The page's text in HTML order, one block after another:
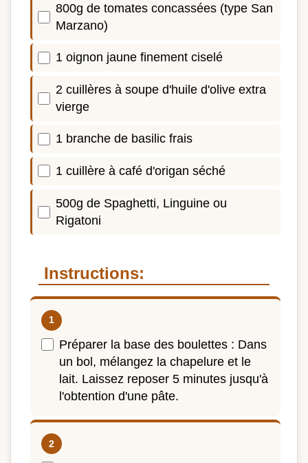
800g de tomates concassées (type San
Marzano)
1 oignon jaune finement ciselé
2 cuillères à soupe d'huile d'olive extra
vierge
1 branche de basilic frais
1 cuillère à café d'origan séché
500g de Spaghetti, Linguine ou
Rigatoni
Instructions:
Préparer la base des boulettes : Dans
un bol, mélangez la chapelure et le
lait. Laissez reposer 5 minutes jusqu'à
l'obtention d'une pâte.